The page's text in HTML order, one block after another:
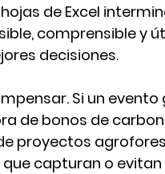
de Excel
comprensible y
decisiones.
. Si un
de bonos de
proyectos
capturan o evitan